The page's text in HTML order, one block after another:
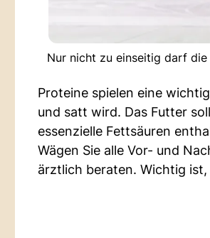
Nur nicht zu einseitig darf die
Proteine spielen eine
und satt wird. Das Futter
essenzielle Fettsäuren
Wägen Sie alle Vor- und
ärztlich beraten. Wichtig